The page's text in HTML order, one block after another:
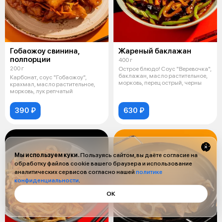
Гобаожоу свинина,
полпорции
200 г
Карбонат, соус "Гобаожоу",
крахмал, масло растительное,
морковь, лук репчатый
390 ₽
Жареный баклажан
400 г
Острое блюдо! Соус "Веревочка",
баклажан, масло растительное,
морковь, перец острый, черны
630 ₽
Мы используем куки.Пользуясь сайтом, вы даёте согласие на
обработку файлов cookie вашего браузера и использование
аналитических сервисов согласно нашей политике
конфиденциальности.
ОК